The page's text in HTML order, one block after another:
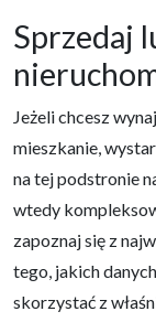
Sprzedaj
Jeżeli chcesz
mieszkanie,
na tej podstronie
wtedy
zapoznaj się z
tego, jakich
skorzystać z